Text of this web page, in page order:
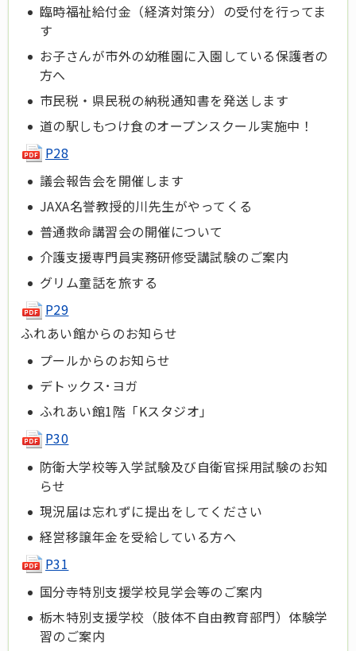
臨時福祉給付金（経済対策分）の受付を行ってま
す
お子さんが市外の幼稚園に入園している保護者の
方へ
市民税・県民税の納税通知書を発送します
道の駅しもつけ食のオープンスクール実施中！
P28
議会報告会を開催します
JAXA名誉教授的川先生がやってくる
普通救命講習会の開催について
介護支援専門員実務研修受講試験のご案内
グリム童話を旅する
P29
ふれあい館からのお知らせ
プールからのお知らせ
デトックス･ヨガ
ふれあい館1階「Kスタジオ」
P30
防衛大学校等入学試験及び自衛官採用試験のお知
らせ
現況届は忘れずに提出をしてください
経営移譲年金を受給している方へ
P31
国分寺特別支援学校見学会等のご案内
栃木特別支援学校（肢体不自由教育部門）体験学
習のご案内